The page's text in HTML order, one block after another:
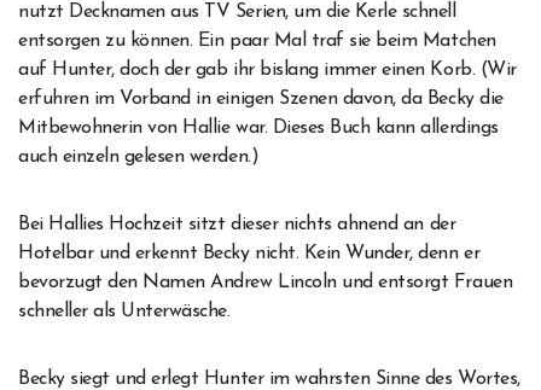
nutzt Decknamen aus TV Serien, um die Kerle schnell
entsorgen zu können. Ein paar Mal traf sie beim Matchen
auf Hunter, doch der gab ihr bislang immer einen Korb. (Wir
erfuhren im Vorband in einigen Szenen davon, da Becky die
Mitbewohnerin von Hallie war. Dieses Buch kann allerdings
auch einzeln gelesen werden.)
Bei Hallies Hochzeit sitzt dieser nichts ahnend an der
Hotelbar und erkennt Becky nicht. Kein Wunder, denn er
bevorzugt den Namen Andrew Lincoln und entsorgt Frauen
schneller als Unterwäsche.
Becky siegt und erlegt Hunter im wahrsten Sinne des Wortes,